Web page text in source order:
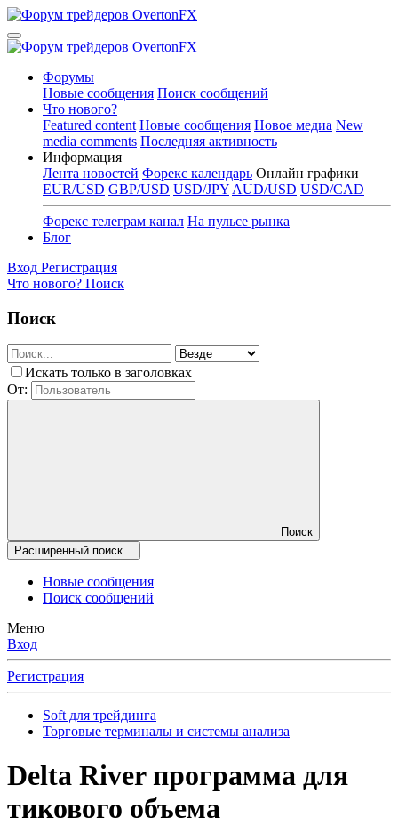
Форумы
Новые сообщения Поиск сообщений
Что нового?
Featured content Новые сообщения Новое медиа New
media comments Последняя активность
Информация
Лента новостей Форекс календарь Онлайн графики
EUR/USD GBP/USD USD/JPY AUD/USD USD/CAD
Форекс телеграм канал На пульсе рынка
Блог
Вход Регистрация
Что нового? Поиск
Поиск
Искать только в заголовках
От:
Поиск
Расширенный поиск...
Новые сообщения
Поиск сообщений
Меню
Вход
Регистрация
Soft для трейдинга
Торговые терминалы и системы анализа
Delta River программа для
тикового объема